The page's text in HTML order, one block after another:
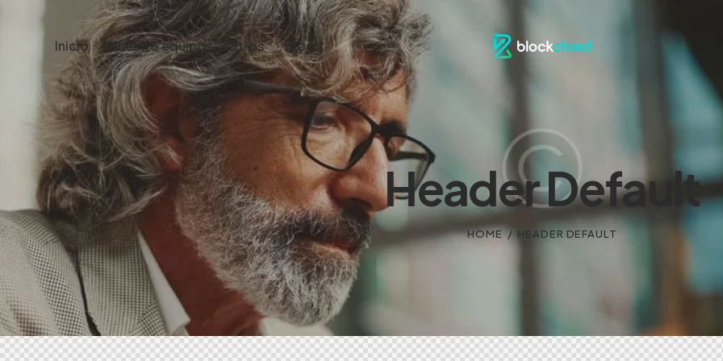
Inicio Nuestro equipo Otros Blog
Header Default
HOME HEADER DEFAULT